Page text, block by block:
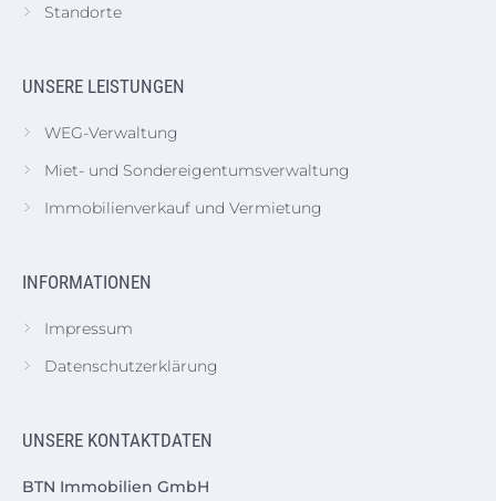
Standorte
UNSERE LEISTUNGEN
WEG-Verwaltung
Miet- und Sondereigentumsverwaltung
Immobilienverkauf und Vermietung
INFORMATIONEN
Impressum
Datenschutzerklärung
UNSERE KONTAKTDATEN
BTN Immobilien GmbH